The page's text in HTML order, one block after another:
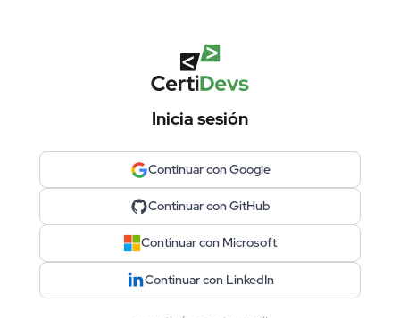
Inicia sesión
Continuar con Google
Continuar con GitHub
Continuar con Microsoft
Continuar con LinkedIn